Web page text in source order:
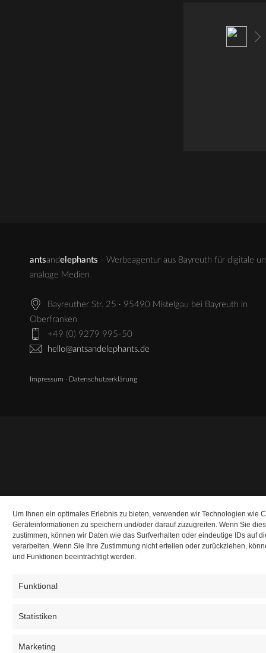
Um Ihnen ein optimales Erlebnis zu bieten, verwenden wir Technologien wie
Geräteinformationen zu speichern und/oder darauf zuzugreifen. Wenn Sie
zustimmen, können wir Daten wie das Surfverhalten oder eindeutige IDs auf
verarbeiten. Wenn Sie Ihre Zustimmung nicht erteilen oder zurückziehen,
und Funktionen beeinträchtigt werden.
Funktional
Statistiken
Marketing
antsandelephants - Werbeagentur aus Bayreuth für digitale
analoge Medien
Bayreuther Str. 25 · 95490 Mistelgau bei Bayreuth in
Oberfranken
+49 (0) 9279 995-50
hello@antsandelephants.de
Impressum · Datenschutzerklärung